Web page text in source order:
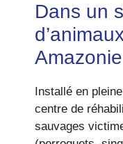
Dans un
Amazonie
Installé en
centre de
sauvages